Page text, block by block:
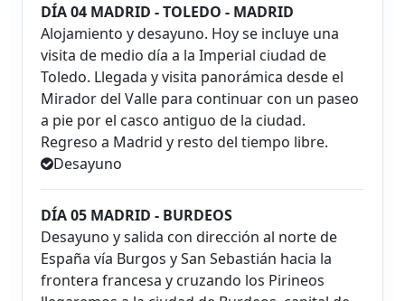
DÍA 04 MADRID - TOLEDO - MADRID
Alojamiento y desayuno. Hoy se incluye una
visita de medio día a la Imperial ciudad de
Toledo. Llegada y visita panorámica desde el
Mirador del Valle para continuar con un paseo
a pie por el casco antiguo de la ciudad.
Regreso a Madrid y resto del tiempo libre.
Desayuno
DÍA 05 MADRID - BURDEOS
Desayuno y salida con dirección al norte de
España vía Burgos y San Sebastián hacia la
frontera francesa y cruzando los Pirineos